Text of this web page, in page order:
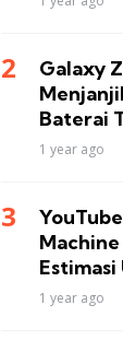
Galaxy
Baterai
1 year ago
Estimasi
1 year ago